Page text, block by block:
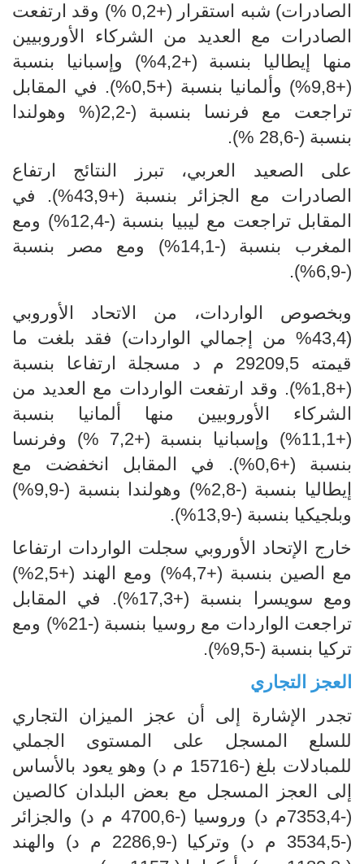
الصادرات) شبه استقرار (+0,2 %) وقد ارتفعت
الصادرات مع العديد من الشركاء الأوروبيين
منها إيطاليا بنسبة (+4,2%) وإسبانيا بنسبة
(+9,8%) وألمانيا بنسبة (+0,5%). في المقابل
تراجعت مع فرنسا بنسبة (-2,2(% وهولندا
بنسبة (-28,6 %).
على الصعيد العربي، تبرز النتائج ارتفاع
الصادرات مع الجزائر بنسبة (+43,9%). في
المقابل تراجعت مع ليبيا بنسبة (-12,4%) ومع
المغرب بنسبة (-14,1%) ومع مصر بنسبة
(-6,9%).
وبخصوص الواردات، من الاتحاد الأوروبي
(43,4% من إجمالي الواردات) فقد بلغت ما
قيمته 29209,5 م د مسجلة ارتفاعا بنسبة
(+1,8%). وقد ارتفعت الواردات مع العديد من
الشركاء الأوروبيين منها ألمانيا بنسبة
(+11,1%) وإسبانيا بنسبة (+7,2 %) وفرنسا
بنسبة (+0,6%). في المقابل انخفضت مع
إيطاليا بنسبة (-2,8%) وهولندا بنسبة (-9,9%)
وبلجيكيا بنسبة (-13,9%).
خارج الإتحاد الأوروبي سجلت الواردات ارتفاعا
مع الصين بنسبة (+4,7%) ومع الهند (+2,5%)
ومع سويسرا بنسبة (+17,3%). في المقابل
تراجعت الواردات مع روسيا بنسبة (-21%) ومع
تركيا بنسبة (-9,5%).
العجز التجاري
تجدر الإشارة إلى أن عجز الميزان التجاري
للسلع المسجل على المستوى الجملي
للمبادلات بلغ (-15716 م د) وهو يعود بالأساس
إلى العجز المسجل مع بعض البلدان كالصين
(-7353,4م د) وروسيا (-4700,6 م د) والجزائر
(-3534,5 م د) وتركيا (-2286,9 م د) والهند